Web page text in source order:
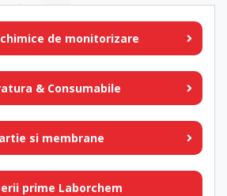
de monitorizare
& Consumabile
si membrane
prime Laborchem